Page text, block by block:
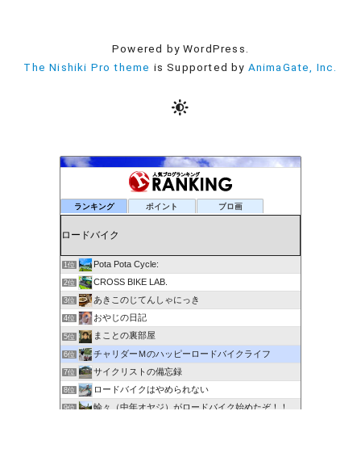
Powered by WordPress.
The Nishiki Pro theme is Supported by AnimaGate, Inc.
ランキング ポイント ブロ画
1位 Pota Pota Cycle:
2位 CROSS BIKE LAB.
3位 あきこのじてんしゃにっき
4位 おやじの日記
5位 まことの裏部屋
6位 チャリダーＭのハッピーロードバイクライフ
7位 サイクリストの備忘録
8位 ロードバイクはやめられない
9位 輪々（中年オヤジ）がロードバイク始めたぞ！！